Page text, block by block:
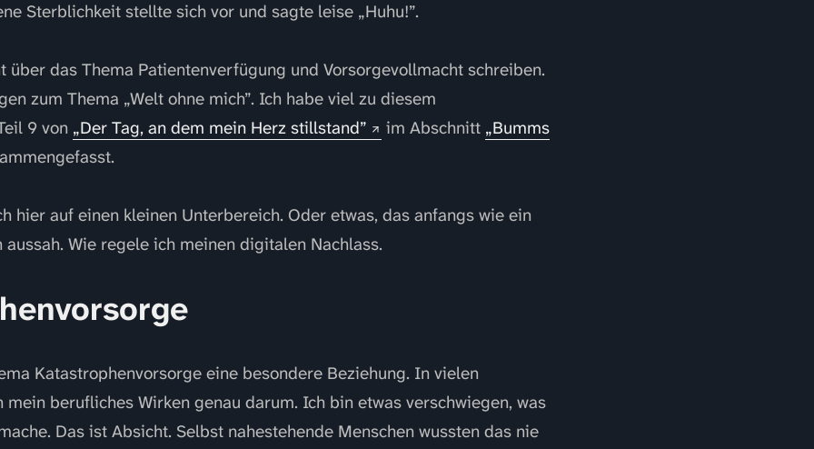
Sterblichkeit stellte sich vor und sagte leise „Huhu!”.
über das Thema Patientenverfügung und Vorsorgevollmacht schreiben.
zum Thema „Welt ohne mich”. Ich habe viel zu diesem
9 von „Der Tag, an dem mein Herz stillstand” im Abschnitt „Bumms
hier auf einen kleinen Unterbereich. Oder etwas, das anfangs wie ein
Wie regele ich meinen digitalen Nachlass.
Katastrophenvorsorge eine besondere Beziehung. In vielen
berufliches Wirken genau darum. Ich bin etwas verschwiegen, was
Das ist Absicht. Selbst nahestehende Menschen wussten das nie